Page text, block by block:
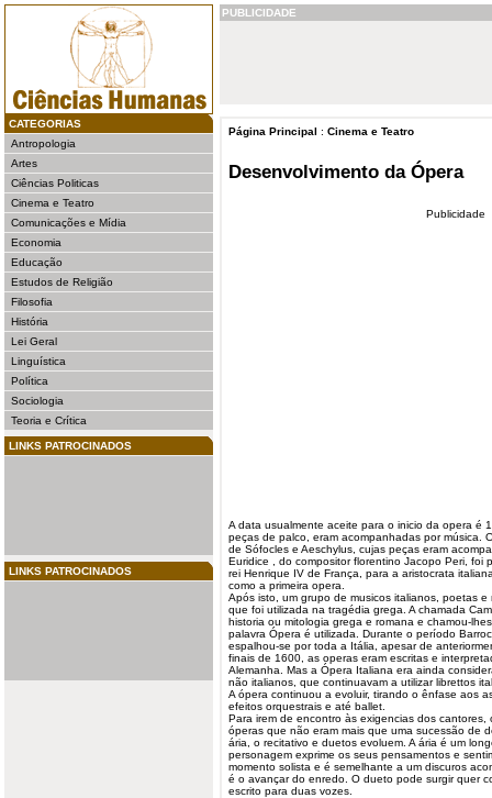
CATEGORIAS
Antropologia
Artes
Ciências Politicas
Cinema e Teatro
Comunicações e Mídia
Economia
Educação
Estudos de Religião
Filosofia
História
Lei Geral
Linguística
Política
Sociologia
Teoria e Crítica
LINKS PATROCINADOS
LINKS PATROCINADOS
PUBLICIDADE
Página Principal : Cinema e Teatro
Desenvolvimento da Ópera
Publicidade
A data usualmente aceite para o inicio da opera é
peças de palco, eram acompanhadas por música.
de Sófocles e Aeschylus, cujas peças eram
Euridice , do compositor florentino Jacopo Peri, foi
rei Henrique IV de França, para a aristocrata
como a primeira opera.
Após isto, um grupo de musicos italianos, poetas e
que foi utilizada na tragédia grega. A chamada
historia ou mitologia grega e romana e chamou-
palavra Ópera é utilizada. Durante o período
espalhou-se por toda a Itália, apesar de
finais de 1600, as operas eram escritas e
Alemanha. Mas a Ópera Italiana era ainda
não italianos, que continuavam a utilizar librettos
A ópera continuou a evoluir, tirando o ênfase aos
efeitos orquestrais e até ballet.
Para irem de encontro às exigencias dos cantores,
óperas que não eram mais que uma sucessão de
ária, o recitativo e duetos evoluem. A ária é um
personagem exprime os seus pensamentos e
momento solista e é semelhante a um discuros
é o avançar do enredo. O dueto pode surgir quer
escrito para duas vozes.